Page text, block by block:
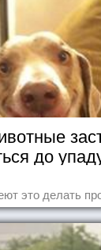
до
это делать